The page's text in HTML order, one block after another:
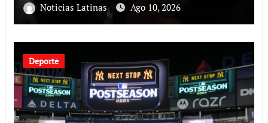
Noticias Latinas Ago 10, 2026
Deporte